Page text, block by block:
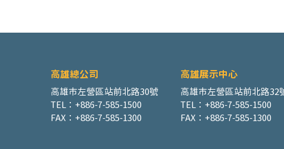
高雄總公司 高雄展示中心
高雄市左營區站前北路30號
TEL：+886-7-585-1500
FAX：+886-7-585-1300
高雄市左營區站前北路32
TEL：+886-7-585-1500
FAX：+886-7-585-1300